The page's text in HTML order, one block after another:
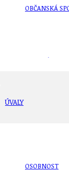
OBČANSKÁ
OBECNÍ
OSOBNOST
ÚVALY